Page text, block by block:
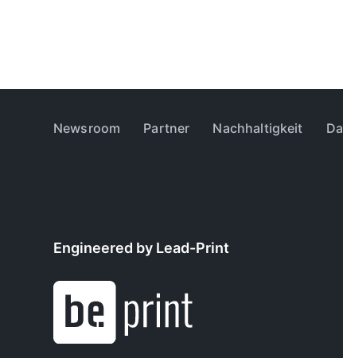
Newsroom Partner Nachhaltigkeit
Engineered by Lead-Print